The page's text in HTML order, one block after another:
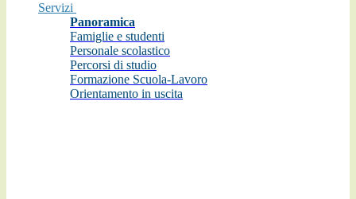
Servizi
Panoramica
Famiglie e studenti
Personale scolastico
Percorsi di studio
Formazione Scuola-Lavoro
Orientamento in uscita